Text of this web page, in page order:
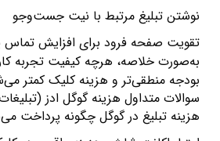
نوشتن تبلیغ مرتبط با نیت جست‌وجو
تقویت صفحه فرود برای افزایش تماس
به‌صورت خلاصه، هرچه کیفیت تجربه
بودجه منطقی‌تر و هزینه کلیک کمتر
سوالات متداول هزینه گوگل ادز
هزینه تبلیغ در گوگل چگونه پرداخت